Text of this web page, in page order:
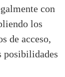
con
los
de acceso,
posibilidades